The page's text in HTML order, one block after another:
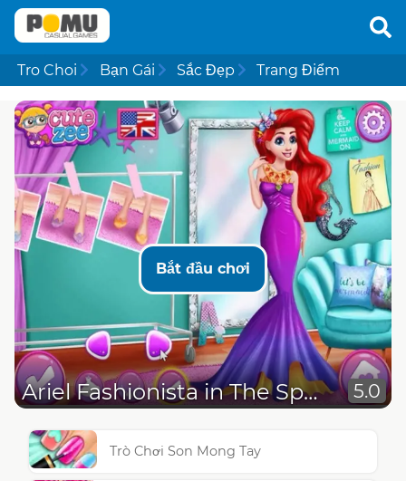
Tro Choi Bạn Gái Sắc Đẹp Trang Điểm
Bắt đầu chơi
Ariel Fashionista in The Spotlight 5.0
Trò Chơi Son Mong Tay